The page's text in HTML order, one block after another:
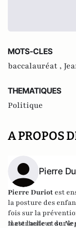
MOTS-CLES
baccalauréat ,
THEMATIQUES
Politique
A PROPOS
Pierre
Pierre Duriot est
la posture des
fois sur la
maternelle et sur
Il est l'auteur deNe